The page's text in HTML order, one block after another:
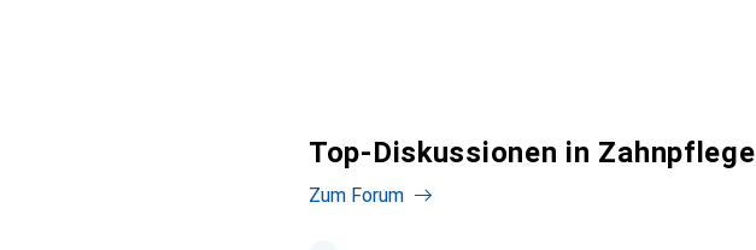
Top-Diskussionen in Zahnpflege
Zum Forum